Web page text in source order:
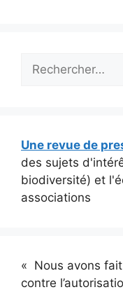
Une revue de
des sujets
biodiversité) et
associations
« Nous avons
contre